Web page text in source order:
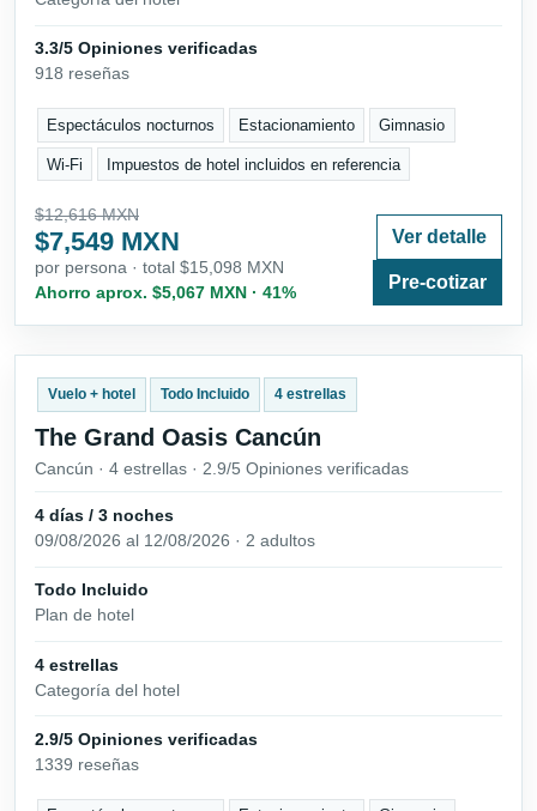
3.3/5 Opiniones verificadas
918 reseñas
Espectáculos nocturnos Estacionamiento Gimnasio
Wi-Fi Impuestos de hotel incluidos en referencia
$12,616 MXN
$7,549 MXN
por persona · total $15,098 MXN
Ahorro aprox. $5,067 MXN · 41%
Ver detalle
Pre-cotizar
Vuelo + hotel Todo Incluido 4 estrellas
The Grand Oasis Cancún
Cancún · 4 estrellas · 2.9/5 Opiniones verificadas
4 días / 3 noches
09/08/2026 al 12/08/2026 · 2 adultos
Todo Incluido
Plan de hotel
4 estrellas
Categoría del hotel
2.9/5 Opiniones verificadas
1339 reseñas